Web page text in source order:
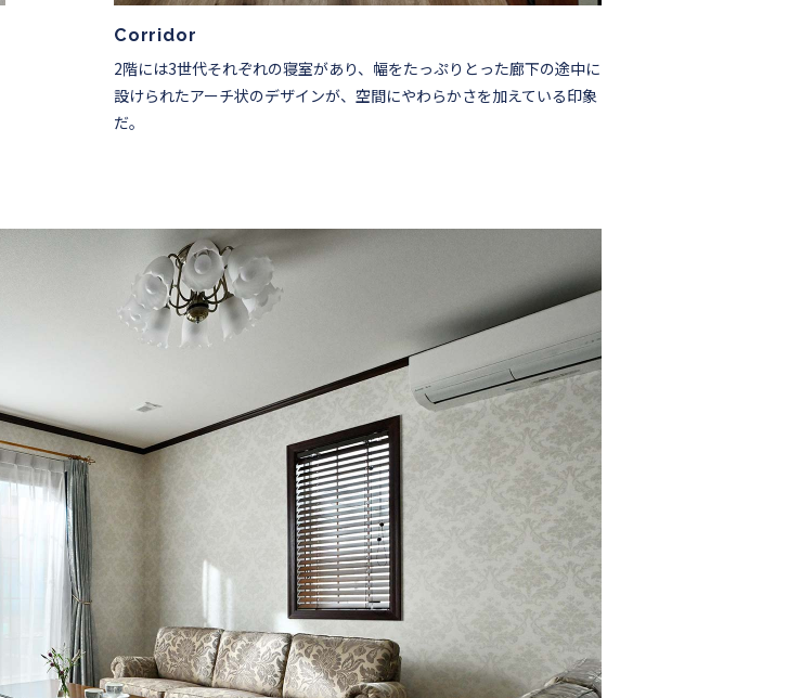
Corridor
2階には3世代それぞれの寝室があり、幅をたっぷりとった廊下の途中に
設けられたアーチ状のデザインが、空間にやわらかさを加えている印象
だ。